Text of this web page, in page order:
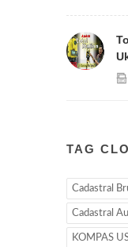
TAG
Cadastral
Cadastral
KOMPAS